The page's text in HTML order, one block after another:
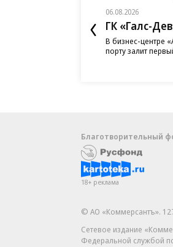
06.08.2026
ГК «Галс-
В бизнес-центре
порту залит
Благотворительный
18+ реклама
© АО «Коммерсантъ».
Сетевое издание
Федеральной службой